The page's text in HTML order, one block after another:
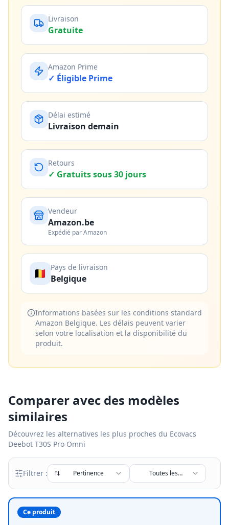
Livraison
Gratuite
Amazon Prime
✓ Éligible Prime
Délai estimé
Livraison demain
Retours
✓ Gratuits sous 30 jours
Vendeur
Amazon.be
Expédié par Amazon
🇧🇪 Pays de livraison
Belgique
Informations basées sur les conditions standard
Amazon Belgique. Les délais peuvent varier
selon votre localisation et la disponibilité du
produit.
Comparer avec des modèles
similaires
Découvrez les alternatives les plus proches du Ecovacs
Deebot T30S Pro Omni
Filtrer : Pertinence
Toutes les
marques
Ce produit